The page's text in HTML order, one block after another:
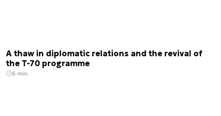
A thaw in diplomatic relations and the revival of
the T-70 programme
6 min.